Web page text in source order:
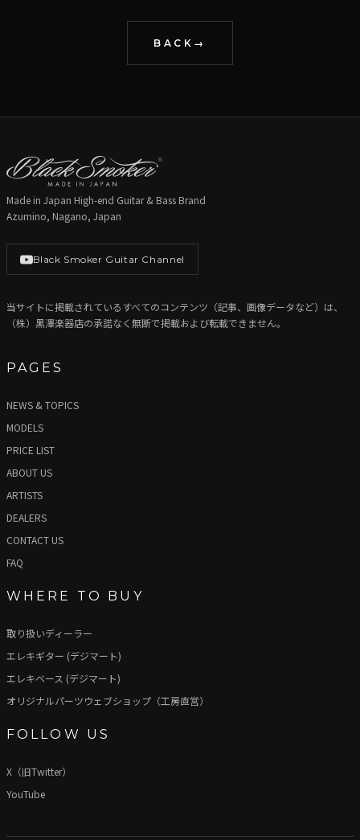
BACK
Made in Japan High-end Guitar & Bass Brand
Azumino, Nagano, Japan
Black Smoker Guitar Channel
当サイトに掲載されているすべてのコンテンツ（記事、画像データなど）は、
（株）黒澤楽器店の承諾なく無断で掲載および転載できません。
PAGES
NEWS & TOPICS
MODELS
PRICE LIST
ABOUT US
ARTISTS
DEALERS
CONTACT US
FAQ
WHERE TO BUY
取り扱いディーラー
エレキギター (デジマート)
エレキベース (デジマート)
オリジナルパーツウェブショップ（工房直営）
FOLLOW US
X（旧Twitter）
YouTube